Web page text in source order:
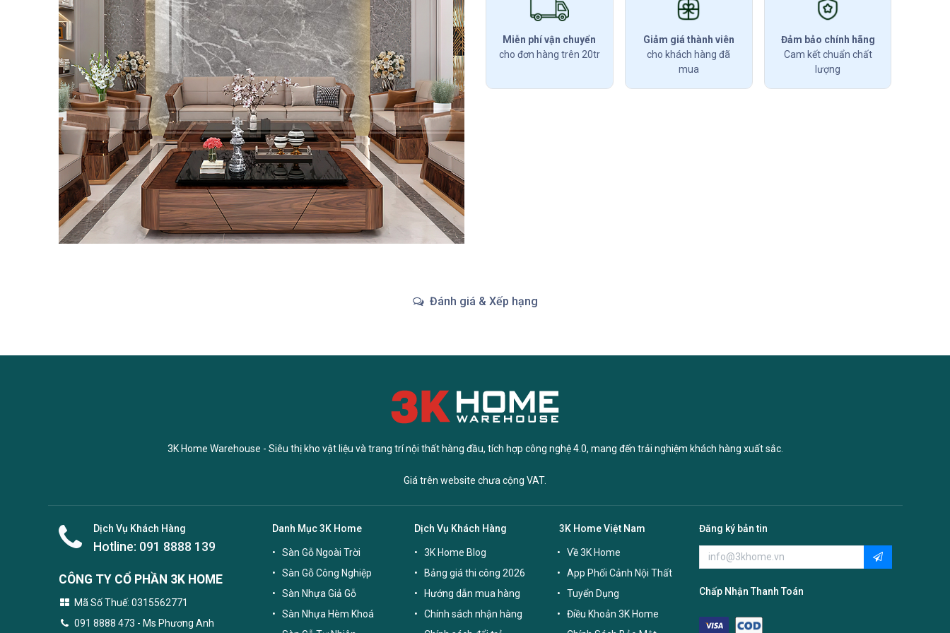
Miễn phí vận chuyển
cho đơn hàng trên 20tr
Giảm giá thành viên
cho khách hàng đã
mua
Đảm bảo chính hãng
Cam kết chuẩn chất
lượng
Đánh giá & Xếp hạng
3K Home Warehouse - Siêu thị kho vật liệu và trang trí nội thất hàng đầu, tích hợp công nghệ 4.0, mang đến trải nghiệm khách hàng xuất sắc.
Giá trên website chưa cộng VAT.
Dịch Vụ Khách Hàng
Hotline: 091 8888 139
CÔNG TY CỔ PHẦN 3K HOME
Mã Số Thuế: 0315562771
091 8888 473 - Ms Phương Anh
Danh Mục 3K Home
Sàn Gỗ Ngoài Trời
Sàn Gỗ Công Nghiệp
Sàn Nhựa Giả Gỗ
Sàn Nhựa Hèm Khoá
Dịch Vụ Khách Hàng
3K Home Blog
Bảng giá thi công 2026
Hướng dẫn mua hàng
Chính sách nhận hàng
3K Home Việt Nam
Về 3K Home
App Phối Cảnh Nội Thất
Tuyển Dụng
Điều Khoản 3K Home
Đăng ký bản tin
Chấp Nhận Thanh Toán